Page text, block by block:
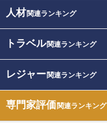
人材関連ランキング
トラベル関連ランキング
レジャー関連ランキング
専門家評価関連ランキング